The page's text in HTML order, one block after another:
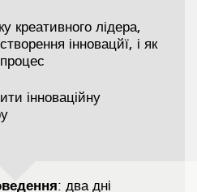
креативного лідера,
інновацйї, і як
інноваційну
: два дні